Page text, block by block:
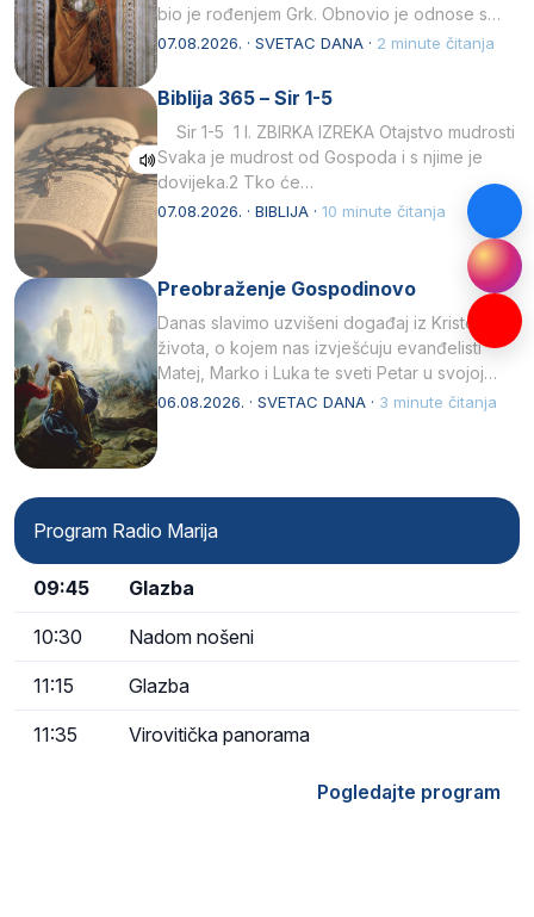
bio je rođenjem Grk. Obnovio je odnose s
afričkim…
07.08.2026. · SVETAC DANA · 2 minute čitanja
Biblija 365 – Sir 1-5
Sir 1-5 1 I. ZBIRKA IZREKA Otajstvo mudrosti
Svaka je mudrost od Gospoda i s njime je
dovijeka.2 Tko će…
07.08.2026. · BIBLIJA · 10 minute čitanja
Preobraženje Gospodinovo
Danas slavimo uzvišeni događaj iz Kristova
života, o kojem nas izvješćuju evanđelisti
Matej, Marko i Luka te sveti Petar u svojoj
drugoj…
06.08.2026. · SVETAC DANA · 3 minute čitanja
Program Radio Marija
09:45 Glazba
10:30 Nadom nošeni
11:15 Glazba
11:35 Virovitička panorama
Pogledajte program